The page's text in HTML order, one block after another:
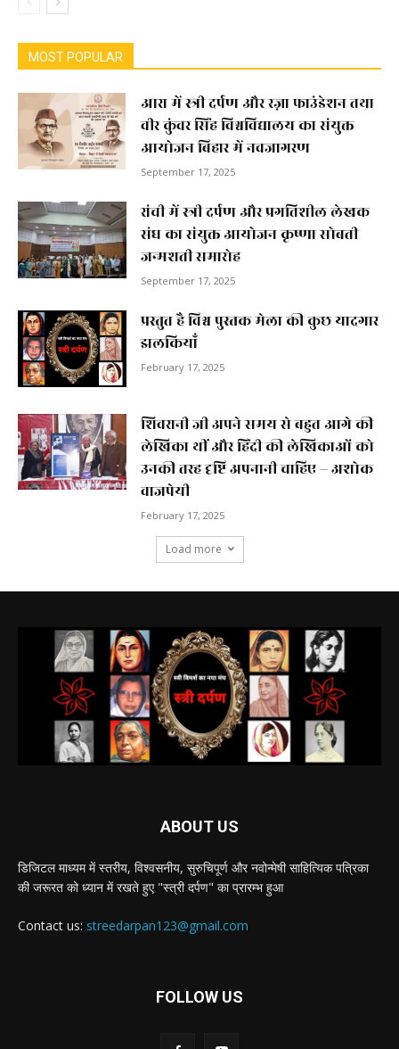
MOST POPULAR
आरा में स्त्री दर्पण और रज़ा फाउंडेशन तथा
वीर कुंवर सिंह विश्वविद्यालय का संयुक्त
आयोजन बिहार में नवजागरण
September 17, 2025
रांची में स्त्री दर्पण और प्रगतिशील लेखक
संघ का संयुक्त आयोजन कृष्णा सोबती
जन्मशती समारोह
September 17, 2025
प्रस्तुत है विश्व पुस्तक मेला की कुछ यादगार
झलकियाॅं
February 17, 2025
शिवरानी जी अपने समय से बहुत आगे की
लेखिका थीं और हिंदी की लेखिकाओं को
उनकी तरह दृष्टि अपनानी चाहिए – अशोक
वाजपेयी
February 17, 2025
Load more
ABOUT US
डिजिटल माध्यम में स्तरीय, विश्वसनीय, सुरुचिपूर्ण और नवोन्मेषी साहित्यिक पत्रिका
की जरूरत को ध्यान में रखते हुए "स्त्री दर्पण" का प्रारम्भ हुआ
Contact us: streedarpan123@gmail.com
FOLLOW US